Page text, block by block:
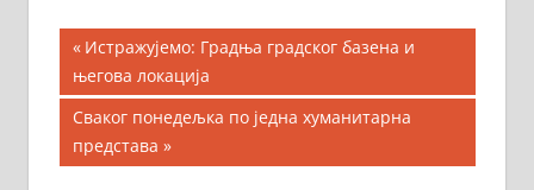
Кретање
чланка
Previous
Post:
Истражујемо: Градња градског базена и
његова локација
Next
Post:
Сваког понедељка по једна хуманитарна
представа